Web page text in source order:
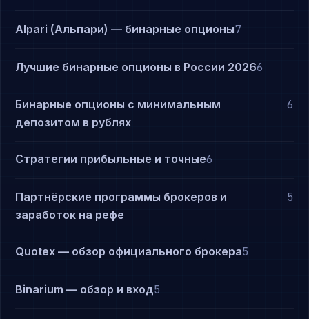
Alpari (Альпари) — бинарные опционы7
Лучшие бинарные опционы в России 20266
Бинарные опционы с минимальным
депозитом в рублях
6
Стратегии прибыльные и точные6
Партнёрские программы брокеров и
заработок на рефе
5
Quotex — обзор официального брокера5
Binarium — обзор и вход5